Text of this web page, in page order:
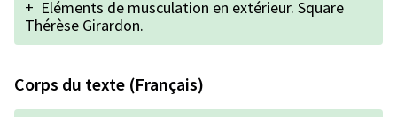
+ Eléments de musculation en extérieur. Square
Thérèse Girardon.
Corps du texte (Français)